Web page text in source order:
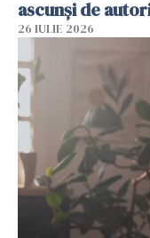
ascunși de
26 IULIE 2026